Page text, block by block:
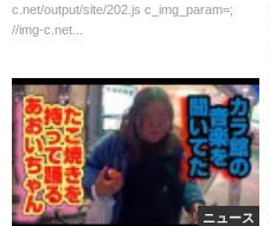
c.net/output/site/202.js c_img_param=;
//img-c.net...
ニュース